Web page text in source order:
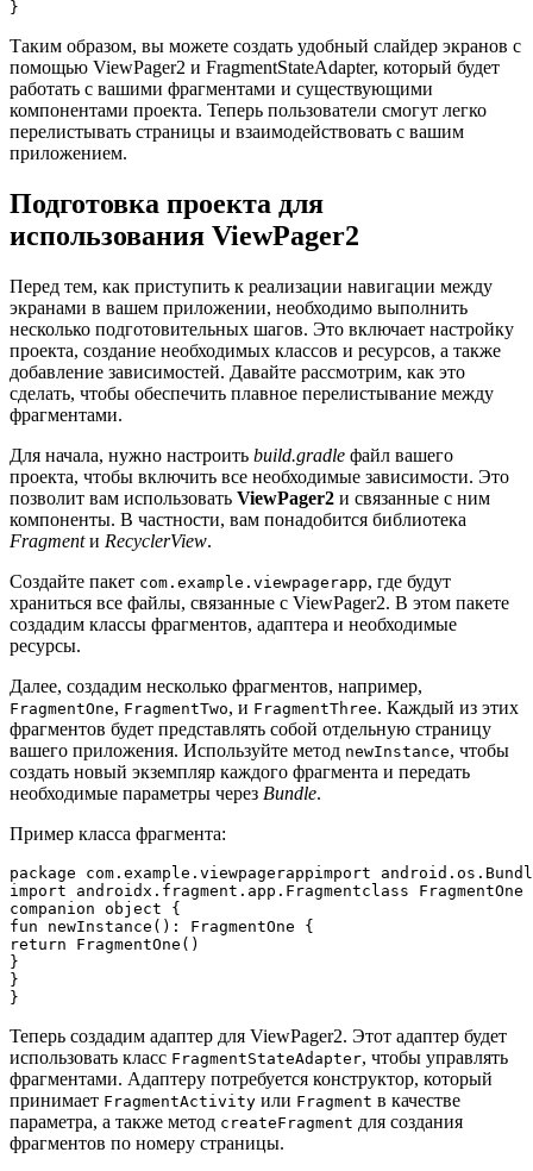
Таким образом, вы можете создать удобный слайдер экранов с
помощью ViewPager2 и FragmentStateAdapter, который будет
работать с вашими фрагментами и существующими
компонентами проекта. Теперь пользователи смогут легко
перелистывать страницы и взаимодействовать с вашим
приложением.
Подготовка проекта для
использования ViewPager2
Перед тем, как приступить к реализации навигации между
экранами в вашем приложении, необходимо выполнить
несколько подготовительных шагов. Это включает настройку
проекта, создание необходимых классов и ресурсов, а также
добавление зависимостей. Давайте рассмотрим, как это
сделать, чтобы обеспечить плавное перелистывание между
фрагментами.
Для начала, нужно настроить build.gradle файл вашего
проекта, чтобы включить все необходимые зависимости. Это
позволит вам использовать ViewPager2 и связанные с ним
компоненты. В частности, вам понадобится библиотека
Fragmentи RecyclerView.
Создайте пакет com.example.viewpagerapp, где будут
храниться все файлы, связанные с ViewPager2. В этом пакете
создадим классы фрагментов, адаптера и необходимые
ресурсы.
Далее, создадим несколько фрагментов, например,
FragmentOne, FragmentTwo, и FragmentThree. Каждый из этих
фрагментов будет представлять собой отдельную страницу
вашего приложения. Используйте метод newInstance, чтобы
создать новый экземпляр каждого фрагмента и передать
необходимые параметры через Bundle.
Пример класса фрагмента:
package com.example.viewpagerappimport
import androidx.fragment.app.Fragmentclass
companion object {
fun newInstance(): FragmentOne {
return FragmentOne()
}
}
Теперь создадим адаптер для ViewPager2. Этот адаптер будет
использовать класс FragmentStateAdapter, чтобы управлять
фрагментами. Адаптеру потребуется конструктор, который
принимает FragmentActivity или Fragment в качестве
параметра, а также метод createFragment для создания
фрагментов по номеру страницы.